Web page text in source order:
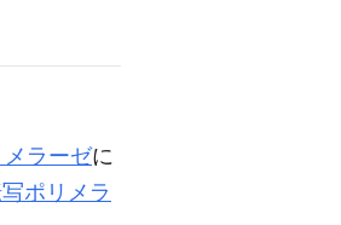
メラーゼに
ポリメラ